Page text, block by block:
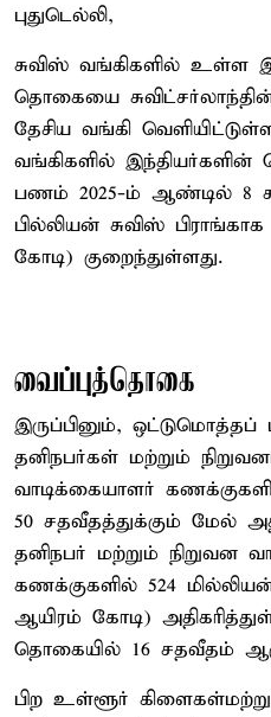
புதுடெல்லி,
சுவிஸ் வங்கிகளில் உள்ள
தொகையை
தேசிய வங்கி
வங்கிகளில்
பணம் 2025-ம் ஆண்டில் 8
பில்லியன் சுவிஸ் பிராங்காக
கோடி) குறைந்துள்ளது.
வைப்புத்தொகை
இருப்பினும்,
தனிநபர்கள் மற்றும்
வாடிக்கையாளர்
50 சதவீதத்துக்கும் மேல்
தனிநபர் மற்றும் நிறுவன
கணக்குகளில் 524 மில்லியன்
ஆயிரம் கோடி)
தொகையில் 16 சதவீதம்
பிற உள்ளூர்